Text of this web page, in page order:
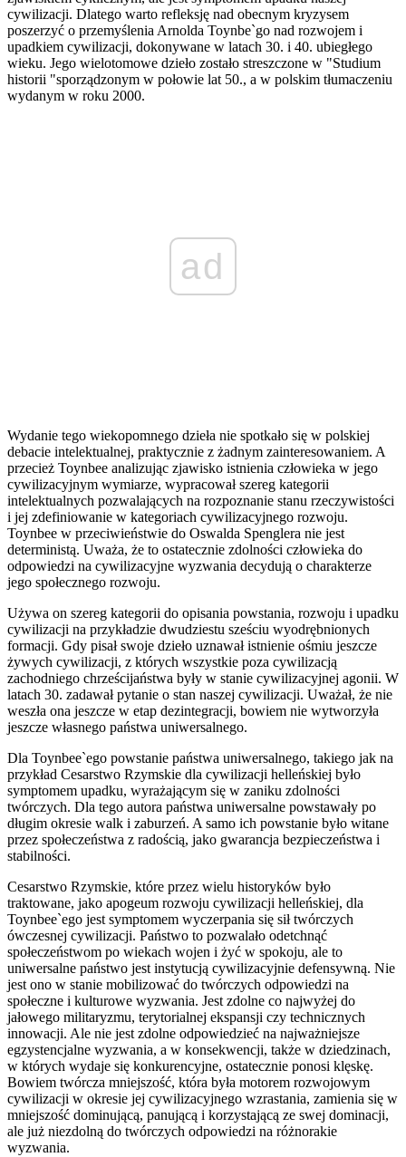
cywilizacji. Dlatego warto refleksję nad obecnym kryzysem
poszerzyć o przemyślenia Arnolda Toynbe`go nad rozwojem i
upadkiem cywilizacji, dokonywane w latach 30. i 40. ubiegłego
wieku. Jego wielotomowe dzieło zostało streszczone w "Studium
historii "sporządzonym w połowie lat 50., a w polskim tłumaczeniu
wydanym w roku 2000.
ad
Wydanie tego wiekopomnego dzieła nie spotkało się w polskiej
debacie intelektualnej, praktycznie z żadnym zainteresowaniem. A
przecież Toynbee analizując zjawisko istnienia człowieka w jego
cywilizacyjnym wymiarze, wypracował szereg kategorii
intelektualnych pozwalających na rozpoznanie stanu rzeczywistości
i jej zdefiniowanie w kategoriach cywilizacyjnego rozwoju.
Toynbee w przeciwieństwie do Oswalda Spenglera nie jest
deterministą. Uważa, że to ostatecznie zdolności człowieka do
odpowiedzi na cywilizacyjne wyzwania decydują o charakterze
jego społecznego rozwoju.
Używa on szereg kategorii do opisania powstania, rozwoju i upadku
cywilizacji na przykładzie dwudziestu sześciu wyodrębnionych
formacji. Gdy pisał swoje dzieło uznawał istnienie ośmiu jeszcze
żywych cywilizacji, z których wszystkie poza cywilizacją
zachodniego chrześcijaństwa były w stanie cywilizacyjnej agonii. W
latach 30. zadawał pytanie o stan naszej cywilizacji. Uważał, że nie
weszła ona jeszcze w etap dezintegracji, bowiem nie wytworzyła
jeszcze własnego państwa uniwersalnego.
Dla Toynbee`ego powstanie państwa uniwersalnego, takiego jak na
przykład Cesarstwo Rzymskie dla cywilizacji helleńskiej było
symptomem upadku, wyrażającym się w zaniku zdolności
twórczych. Dla tego autora państwa uniwersalne powstawały po
długim okresie walk i zaburzeń. A samo ich powstanie było witane
przez społeczeństwa z radością, jako gwarancja bezpieczeństwa i
stabilności.
Cesarstwo Rzymskie, które przez wielu historyków było
traktowane, jako apogeum rozwoju cywilizacji helleńskiej, dla
Toynbee`ego jest symptomem wyczerpania się sił twórczych
ówczesnej cywilizacji. Państwo to pozwalało odetchnąć
społeczeństwom po wiekach wojen i żyć w spokoju, ale to
uniwersalne państwo jest instytucją cywilizacyjnie defensywną. Nie
jest ono w stanie mobilizować do twórczych odpowiedzi na
społeczne i kulturowe wyzwania. Jest zdolne co najwyżej do
jałowego militaryzmu, terytorialnej ekspansji czy technicznych
innowacji. Ale nie jest zdolne odpowiedzieć na najważniejsze
egzystencjalne wyzwania, a w konsekwencji, także w dziedzinach,
w których wydaje się konkurencyjne, ostatecznie ponosi klęskę.
Bowiem twórcza mniejszość, która była motorem rozwojowym
cywilizacji w okresie jej cywilizacyjnego wzrastania, zamienia się w
mniejszość dominującą, panującą i korzystającą ze swej dominacji,
ale już niezdolną do twórczych odpowiedzi na różnorakie
wyzwania.